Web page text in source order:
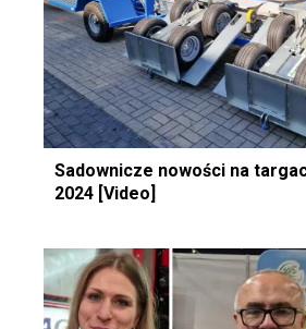
Sadownicze nowości na
2024 [Video]